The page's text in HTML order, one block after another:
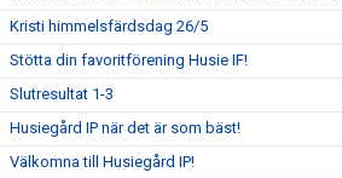
Kristi himmelsfärdsdag 26/5
Stötta din favoritförening Husie IF!
Slutresultat 1-3
Husiegård IP när det är som bäst!
Välkomna till Husiegård IP!